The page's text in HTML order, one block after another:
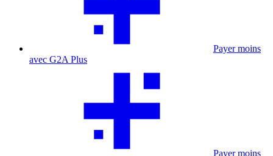
Payer moins
avec G2A Plus
Payer moins